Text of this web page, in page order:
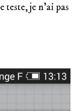
teste, je n’ai pas